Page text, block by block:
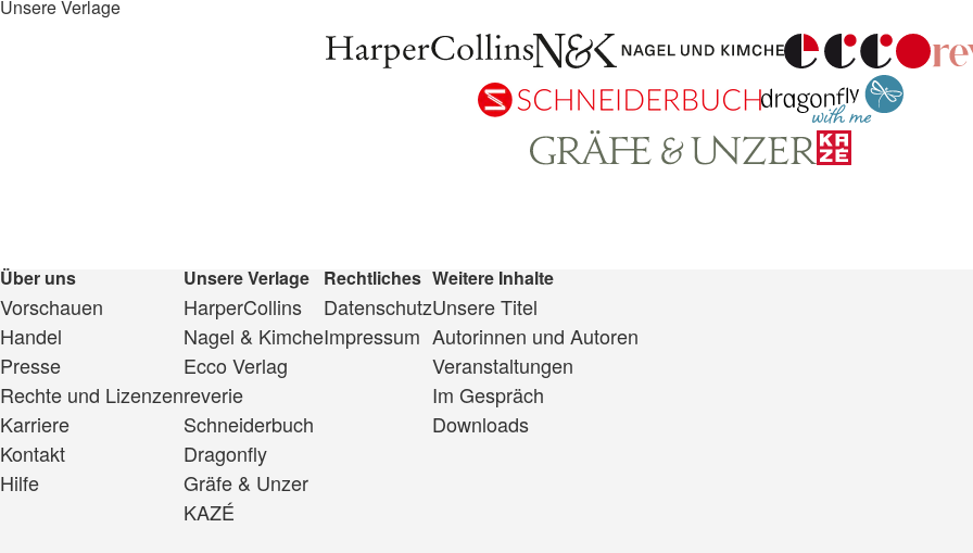
Unsere Verlage
Über uns
Vorschauen
Handel
Presse
Rechte und Lizenzen
Karriere
Kontakt
Hilfe
Unsere Verlage
HarperCollins
Nagel & Kimche
Ecco Verlag
reverie
Schneiderbuch
Dragonfly
Gräfe & Unzer
KAZÉ
Rechtliches
Datenschutz
Impressum
Weitere Inhalte
Unsere Titel
Autorinnen und Autoren
Veranstaltungen
Im Gespräch
Downloads